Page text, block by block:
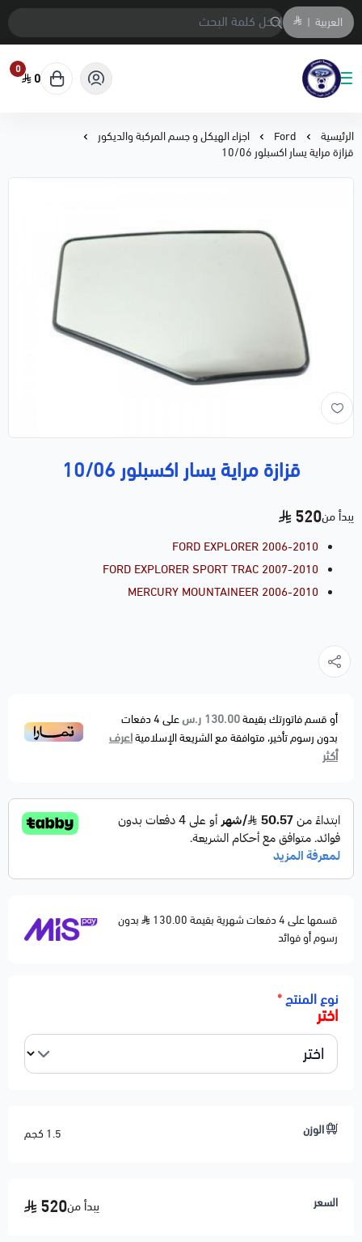
العربية |
متجر المحمادي لقطع السيارات
0
0
الرئيسية Ford
اجزاء الهيكل و جسم المركبة والديكور
قزازة مراية يسار اكسبلور 10/06
قزازة مراية يسار اكسبلور 10/06
يبدأ من520
FORD EXPLORER 2006-2010
FORD EXPLORER SPORT TRAC 2007-2010
MERCURY MOUNTAINEER 2006-2010
أو قسم فاتورتك بقيمة130.00 ر.س على4دفعات
بدون رسوم تأخير، متوافقة مع الشريعة الإسلاميةاعرف
أكثر
قسمها على 4 دفعات شهرية بقيمة 130.00
بدون
رسوم أو فوائد
نوع المنتج*
اختر
الوزن 1.5 كجم
السعر يبدأ من520